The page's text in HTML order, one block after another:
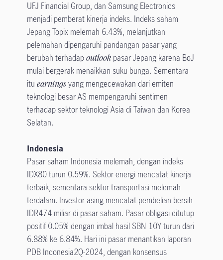
UFJ Financial Group, dan Samsung Electronics
menjadi pemberat kinerja indeks. Indeks saham
Jepang Topix melemah 6.43%, melanjutkan
pelemahan dipengaruhi pandangan pasar yang
berubah terhadapoutlookpasar Jepang karena BoJ
mulai bergerak menaikkan suku bunga. Sementara
itu earningsyang mengecewakan dari emiten
teknologi besar AS mempengaruhi sentimen
terhadap sektor teknologi Asia di Taiwan dan Korea
Selatan.
Indonesia
Pasar saham Indonesia melemah, dengan indeks
IDX80 turun 0.59%. Sektor energi mencatat kinerja
terbaik, sementara sektor transportasi melemah
terdalam. Investor asing mencatat pembelian bersih
IDR474 miliar di pasar saham. Pasar obligasi ditutup
positif 0.05% dengan imbal hasil SBN 10Y turun dari
6.88% ke 6.84%. Hari ini pasar menantikan laporan
PDB Indonesia2Q-2024, dengan konsensus